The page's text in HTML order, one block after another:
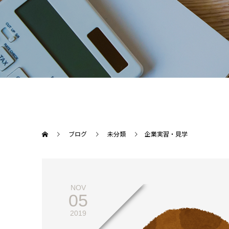
ブログ 未分類 企業実習・見学
NOV
05
2019